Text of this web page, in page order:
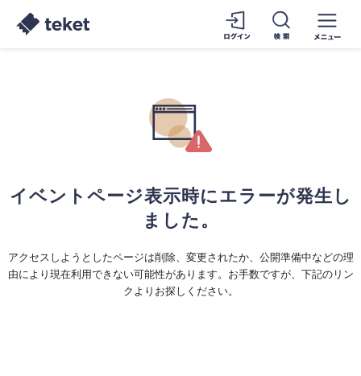
イベントページ表示時にエラーが発生し
ました。
アクセスしようとしたページは削除、変更されたか、公開準備中などの理
由により現在利用できない可能性があります。お手数ですが、下記のリン
クよりお探しください。